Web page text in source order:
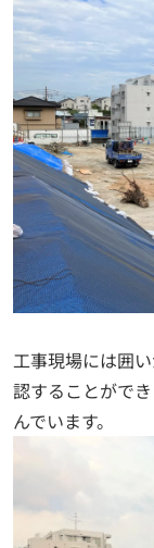
工事現場には囲
認することがで
んでいます。